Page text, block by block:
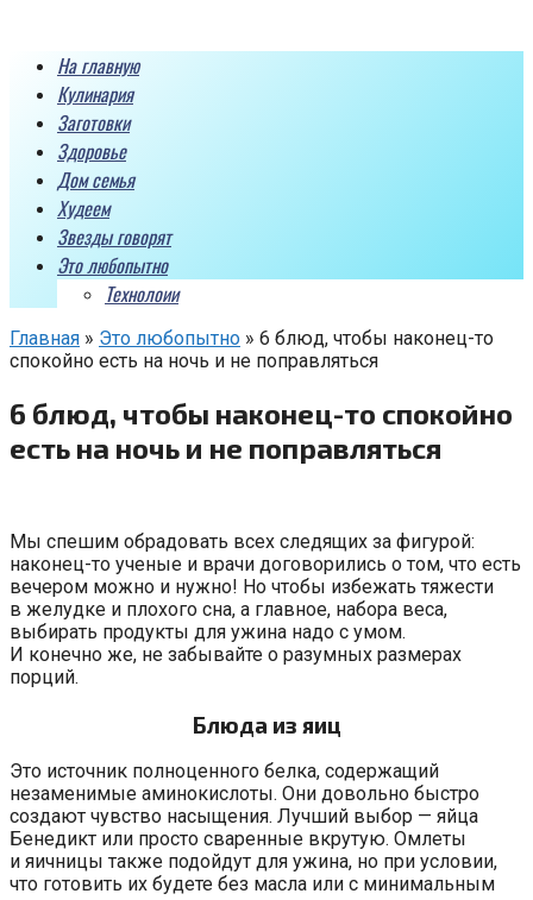
контентуНа главную
Кулинария
Заготовки
Здоровье
Дом семья
Худеем
Звезды говорят
Это любопытно
Технолоии
Главная » Это любопытно » 6 блюд, чтобы наконец-то
спокойно есть на ночь и не поправляться
6 блюд, чтобы наконец-то спокойно
есть на ночь и не поправляться
Мы спешим обрадовать всех следящих за фигурой:
наконец-то ученые и врачи договорились о том, что есть
вечером можно и нужно! Но чтобы избежать тяжести
в желудке и плохого сна, а главное, набора веса,
выбирать продукты для ужина надо с умом.
И конечно же, не забывайте о разумных размерах
порций.
Блюда из яиц
Это источник полноценного белка, содержащий
незаменимые аминокислоты. Они довольно быстро
создают чувство насыщения. Лучший выбор — яйца
Бенедикт или просто сваренные вкрутую. Омлеты
и яичницы также подойдут для ужина, но при условии,
что готовить их будете без масла или с минимальным